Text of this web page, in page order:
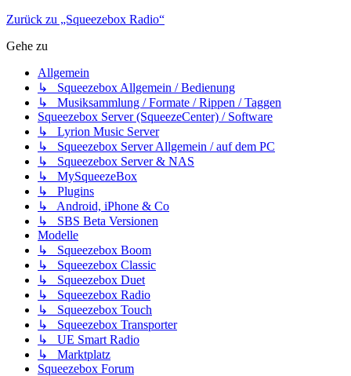
Zurück zu „Squeezebox Radio“
Gehe zu
Allgemein
↳ Squeezebox Allgemein / Bedienung
↳ Musiksammlung / Formate / Rippen / Taggen
Squeezebox Server (SqueezeCenter) / Software
↳ Lyrion Music Server
↳ Squeezebox Server Allgemein / auf dem PC
↳ Squeezebox Server & NAS
↳ MySqueezeBox
↳ Plugins
↳ Android, iPhone & Co
↳ SBS Beta Versionen
Modelle
↳ Squeezebox Boom
↳ Squeezebox Classic
↳ Squeezebox Duet
↳ Squeezebox Radio
↳ Squeezebox Touch
↳ Squeezebox Transporter
↳ UE Smart Radio
↳ Marktplatz
Squeezebox Forum